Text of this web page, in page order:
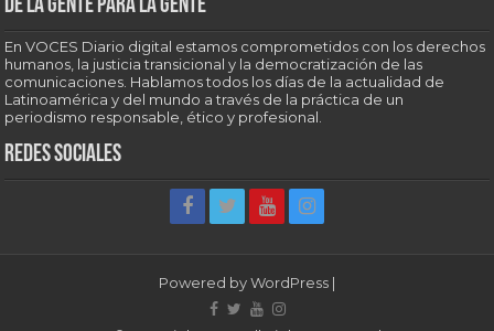
De la gente para la gente
En VOCES Diario digital estamos comprometidos con los derechos
humanos, la justicia transicional y la democratización de las
comunicaciones. Hablamos todos los días de la actualidad de
Latinoamérica y del mundo a través de la práctica de un
periodismo responsable, ético y profesional.
Redes sociales
Powered byWordPress |